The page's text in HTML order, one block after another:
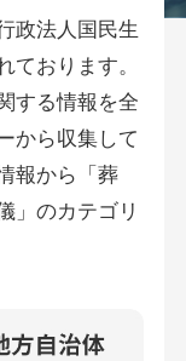
政法人国民生
ております。
する情報を全
から収集して
報から「葬
」のカテゴリ